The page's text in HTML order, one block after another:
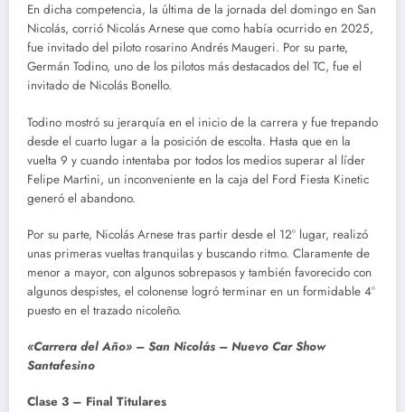
En dicha competencia, la última de la jornada del domingo en San
Nicolás, corrió Nicolás Arnese que como había ocurrido en 2025,
fue invitado del piloto rosarino Andrés Maugeri. Por su parte,
Germán Todino, uno de los pilotos más destacados del TC, fue el
invitado de Nicolás Bonello.
Todino mostró su jerarquía en el inicio de la carrera y fue trepando
desde el cuarto lugar a la posición de escolta. Hasta que en la
vuelta 9 y cuando intentaba por todos los medios superar al líder
Felipe Martini, un inconveniente en la caja del Ford Fiesta Kinetic
generó el abandono.
Por su parte, Nicolás Arnese tras partir desde el 12° lugar, realizó
unas primeras vueltas tranquilas y buscando ritmo. Claramente de
menor a mayor, con algunos sobrepasos y también favorecido con
algunos despistes, el colonense logró terminar en un formidable 4°
puesto en el trazado nicoleño.
«Carrera del Año» – San Nicolás – Nuevo Car Show
Santafesino
Clase 3 – Final Titulares